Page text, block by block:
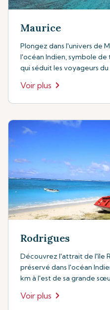
Maurice
Plongez dans l'univers de
l'océan Indien, symbole
qui séduit les voyageurs
Voir plus
Rodrigues
Découvrez l'attrait de l'île
préservé dans l'océan
km à l'est de sa grande
Voir plus